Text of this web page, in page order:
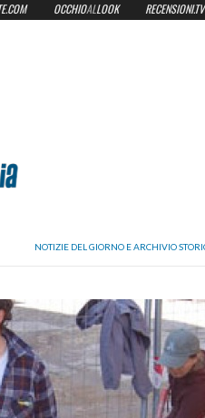
OCCHIOALLOOK RECENSIONI.TV